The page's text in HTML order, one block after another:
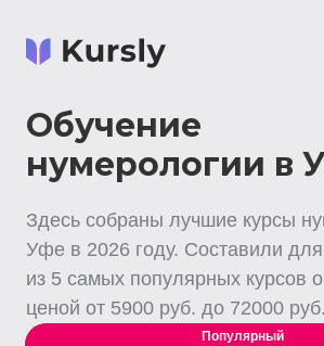
Обучение
нумерологии в
Здесь собраны лучшие курсы
Уфе в 2026 году. Составили
из 5 самых популярных курсов
ценой от 5900 руб. до 72000 руб.
Выгодный
Популярный